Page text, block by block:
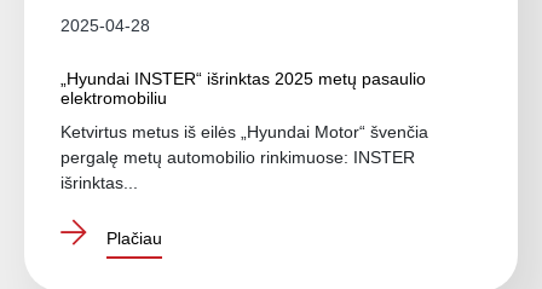
2025-04-28
„Hyundai INSTER“ išrinktas 2025 metų pasaulio
elektromobiliu
Ketvirtus metus iš eilės „Hyundai Motor“ švenčia
pergalę metų automobilio rinkimuose: INSTER
išrinktas...
Plačiau